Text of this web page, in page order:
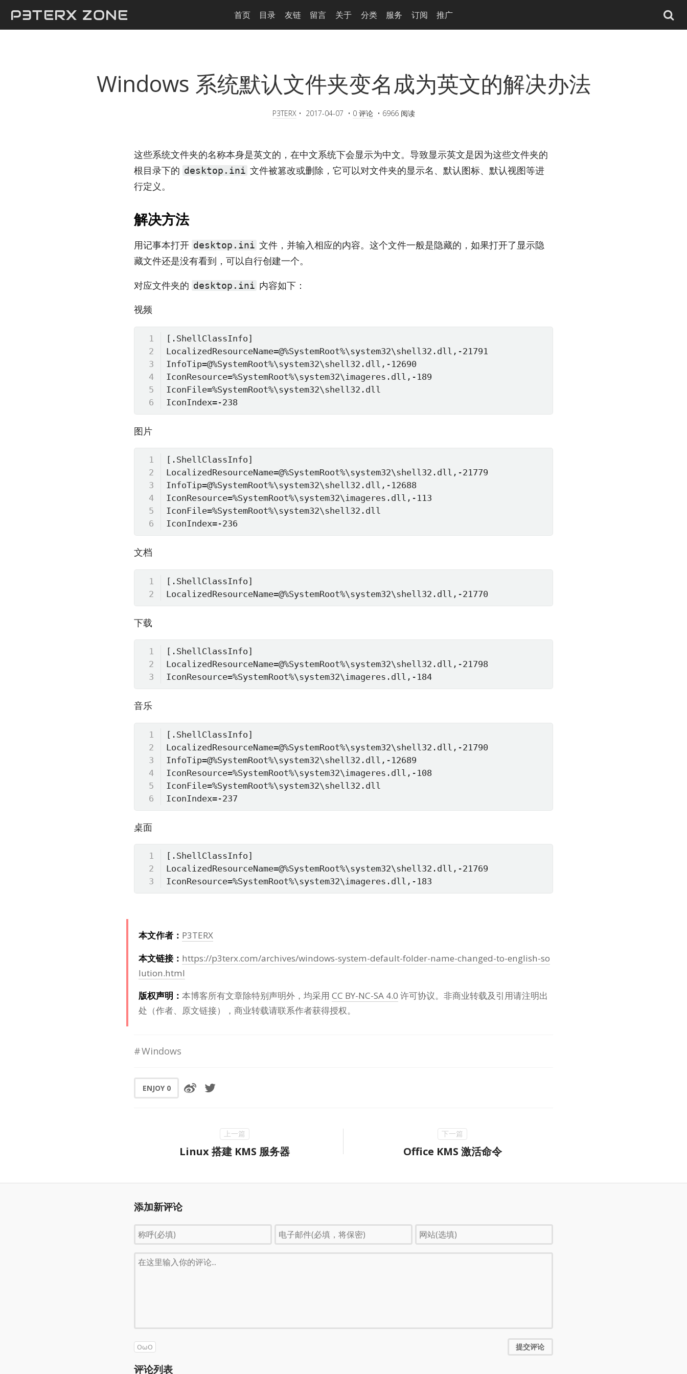
P3TERX ZONE 首页 目录 友链 留言 关于 分类 服务 订阅 推广
Windows 系统默认文件夹变名成为英文的解决办法
P3TERX• 2017-04-07 • 0 评论• 6966 阅读
这些系统文件夹的名称本身是英文的，在中文系统下会显示为中文。导致显示英文是因为这些文件夹的
根目录下的 desktop.ini 文件被篡改或删除，它可以对文件夹的显示名、默认图标、默认视图等进
行定义。
解决方法
用记事本打开 desktop.ini 文件，并输入相应的内容。这个文件一般是隐藏的，如果打开了显示隐
藏文件还是没有看到，可以自行创建一个。
对应文件夹的 desktop.ini 内容如下：
视频
[.ShellClassInfo]
LocalizedResourceName=@%SystemRoot%\system32\shell32.dll,-21791
InfoTip=@%SystemRoot%\system32\shell32.dll,-12690
IconResource=%SystemRoot%\system32\imageres.dll,-189
IconFile=%SystemRoot%\system32\shell32.dll
IconIndex=-238
图片
[.ShellClassInfo]
LocalizedResourceName=@%SystemRoot%\system32\shell32.dll,-21779
InfoTip=@%SystemRoot%\system32\shell32.dll,-12688
IconResource=%SystemRoot%\system32\imageres.dll,-113
IconFile=%SystemRoot%\system32\shell32.dll
IconIndex=-236
文档
[.ShellClassInfo]
LocalizedResourceName=@%SystemRoot%\system32\shell32.dll,-21770
下载
[.ShellClassInfo]
LocalizedResourceName=@%SystemRoot%\system32\shell32.dll,-21798
IconResource=%SystemRoot%\system32\imageres.dll,-184
音乐
[.ShellClassInfo]
LocalizedResourceName=@%SystemRoot%\system32\shell32.dll,-21790
InfoTip=@%SystemRoot%\system32\shell32.dll,-12689
IconResource=%SystemRoot%\system32\imageres.dll,-108
IconFile=%SystemRoot%\system32\shell32.dll
IconIndex=-237
桌面
[.ShellClassInfo]
LocalizedResourceName=@%SystemRoot%\system32\shell32.dll,-21769
IconResource=%SystemRoot%\system32\imageres.dll,-183
本文作者： P3TERX
本文链接： https://p3terx.com/archives/windows-system-default-folder-name-changed-to-english-so
lution.html
版权声明： 本博客所有文章除特别声明外，均采用 CC BY-NC-SA 4.0 许可协议。非商业转载及引用请注明出
处（作者、原文链接），商业转载请联系作者获得授权。
Windows
ENJOY 0
Linux 搭建 KMS 服务器 Office KMS 激活命令
添加新评论
OωO 提交评论
评论列表